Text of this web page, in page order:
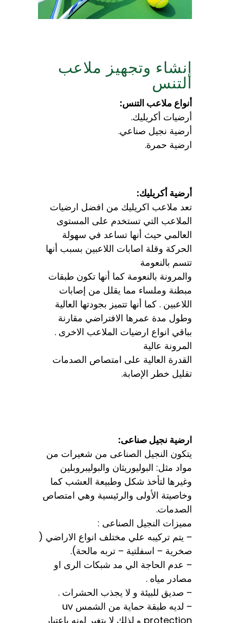
إنشاء وتجهيز ملاعب
التنس
أنواع ملاعب التنس:
أرضيات أكريليك.
أرضية نجيل صناعي.
ارضية حمرة.
أرضية أكريليك:
تعد ملاعب اكريليك من افضل ارضيات
الملاعب التي تستخدم على المستوى
العالمي حيث أنها تساعد في سهولة
الحركة وقلة اصابات اللاعبين بسبب أنها
تتسم بالنعومة
والمرونة بالنعومة كما أنها تكون طبقات
مبطنة وملساء مما يقلل من إصابات
اللاعبين . كما أنها تتميز بجودتها العالية
وطول مدة عمرها الافتراضي مقارنة
بباقي انواع ارضيات الملاعب الاخرى .
المرونة عالية
القدرة العالية على امتصاص الصدمات
تقليل خطر الإصابة.
ارضية نجيل صناعى:
يتكون النجيل الصناعى من شعيرات من
مواد مثل: البوليوريثان والبوليبروبلين
وغيرها لتأخذ شكل وطبيعة العشب كما
وخاصيتة الأولى والرئيسية وهي امتصاص
الصدمات.
مميزات النجيل الصناعى :
– يتم تركيبه علي مختلف انواع الاراضي (
صخرية – اسفلتية – تربه مالحة).
– عدم الحاجة الي مد شبكات الرى او
مصادر مياه .
– صديق للبيئة و لا يجذب الحشرات .
– لديه طبقة حماية من الشمس uv
protection و لذلك لا يتغير لونه باعتبار